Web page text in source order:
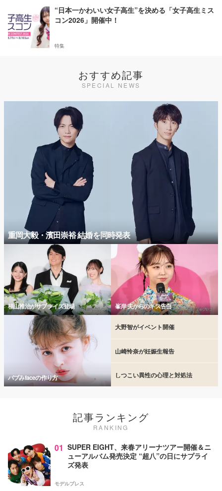
“日本一かわいい女子高生”を決める「女子高生ミス
コン2026」開催中！
特集
おすすめ記事
SPECIAL NEWS
重岡大毅・濱田崇裕 結婚を同時発表
福山雅治がサプライズ登場 峯岸 夫からのキス告白
バブみfaceの作り方
大野智がイベント開催
山崎怜奈が妊娠生報告
しつこい異性の心理と対処法
記事ランキング
RANKING
01 SUPER EIGHT、来春アリーナツアー開催＆ニ
ューアルバム発売決定 “超八”の日にサプライ
ズ発表
モデルプレス